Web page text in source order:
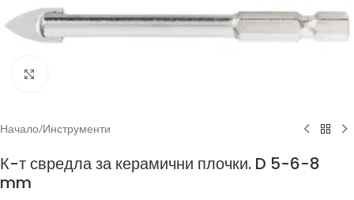
Начало/Инструменти
К-т свредла за керамични плочки. D 5-6-8
mm